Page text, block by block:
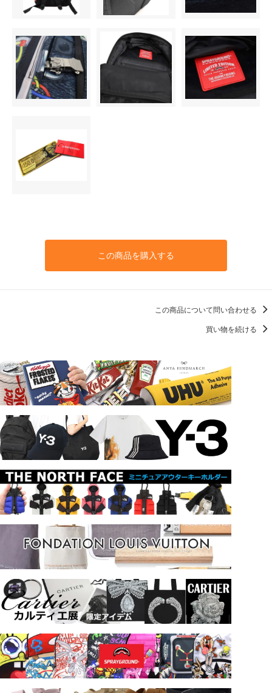
この商品を購入する
この商品について問い合わせる
買い物を続ける